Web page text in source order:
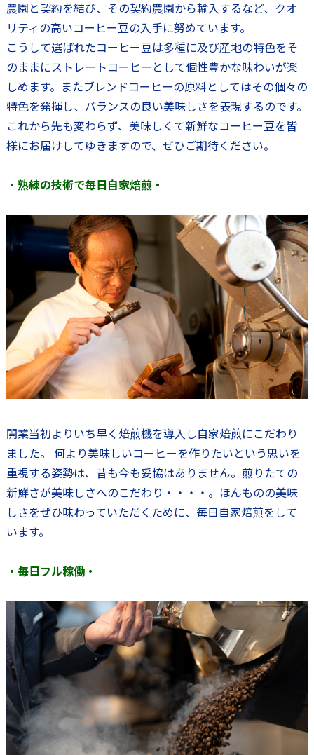
農園と契約を結び、その契約農園から輸入するなど、クオ
リティの高いコーヒー豆の入手に努めています。
こうして選ばれたコーヒー豆は多種に及び産地の特色をそ
のままにストレートコーヒーとして個性豊かな味わいが楽
しめます。またブレンドコーヒーの原料としてはその個々の
特色を発揮し、バランスの良い美味しさを表現するのです。
これから先も変わらず、美味しくて新鮮なコーヒー豆を皆
様にお届けしてゆきますので、ぜひご期待ください。
・熟練の技術で毎日自家焙煎・
開業当初よりいち早く焙煎機を導入し自家焙煎にこだわり
ました。 何より美味しいコーヒーを作りたいという思いを
重視する姿勢は、昔も今も妥協はありません。煎りたての
新鮮さが美味しさへのこだわり・・・・。ほんものの美味
しさをぜひ味わっていただくために、毎日自家焙煎をして
います。
・毎日フル稼働・